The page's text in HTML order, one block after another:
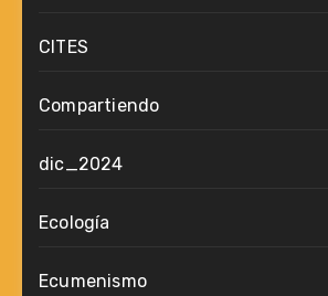
CITES
Compartiendo
dic_2024
Ecología
Ecumenismo